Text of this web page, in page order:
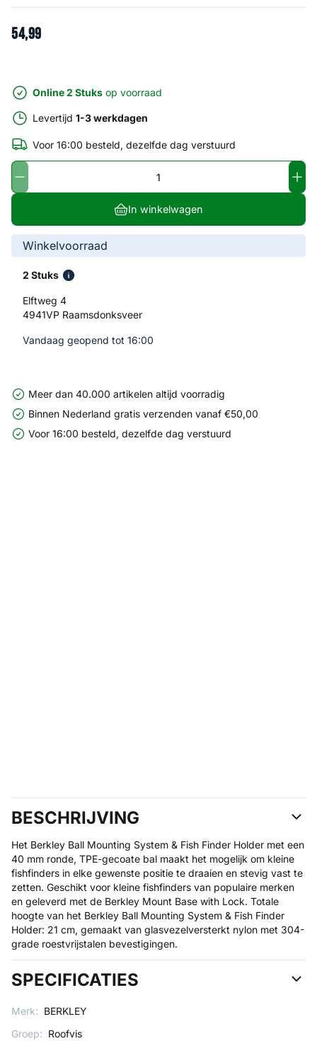
54,99
Online 2 Stuks op voorraad
Levertijd 1-3 werkdagen
Voor 16:00 besteld, dezelfde dag verstuurd
In winkelwagen
Winkelvoorraad
2 Stuks
Elftweg 4
4941VP Raamsdonksveer
Vandaag geopend tot 16:00
Meer dan 40.000 artikelen altijd voorradig
Binnen Nederland gratis verzenden vanaf €50,00
Voor 16:00 besteld, dezelfde dag verstuurd
BESCHRIJVING
Het Berkley Ball Mounting System & Fish Finder Holder met een
40 mm ronde, TPE-gecoate bal maakt het mogelijk om kleine
fishfinders in elke gewenste positie te draaien en stevig vast te
zetten. Geschikt voor kleine fishfinders van populaire merken
en geleverd met de Berkley Mount Base with Lock. Totale
hoogte van het Berkley Ball Mounting System & Fish Finder
Holder: 21 cm, gemaakt van glasvezelversterkt nylon met 304-
grade roestvrijstalen bevestigingen.
SPECIFICATIES
Merk: BERKLEY
Groep: Roofvis